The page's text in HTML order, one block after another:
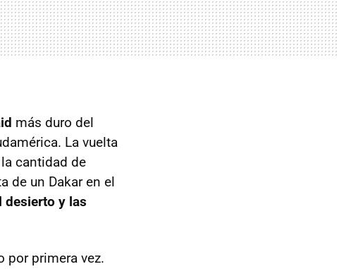
más duro del
La vuelta
cantidad de
de un Dakar en el
desierto y las
por primera vez.